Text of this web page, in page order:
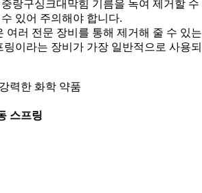
랑구싱크대막힘 기름을 녹여 제거할 수
있어 주의해야 합니다.
여러 전문 장비를 통해 제거해 줄 수 있는
이라는 장비가 가장 일반적으로 사용
력한 화학 약품
스프링